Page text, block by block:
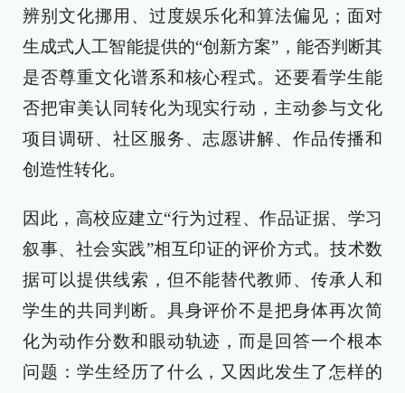
辨别文化挪用、过度娱乐化和算法偏见；面对
生成式人工智能提供的“创新方案”，能否判断其
是否尊重文化谱系和核心程式。还要看学生能
否把审美认同转化为现实行动，主动参与文化
项目调研、社区服务、志愿讲解、作品传播和
创造性转化。
因此，高校应建立“行为过程、作品证据、学习
叙事、社会实践”相互印证的评价方式。技术数
据可以提供线索，但不能替代教师、传承人和
学生的共同判断。具身评价不是把身体再次简
化为动作分数和眼动轨迹，而是回答一个根本
问题：学生经历了什么，又因此发生了怎样的